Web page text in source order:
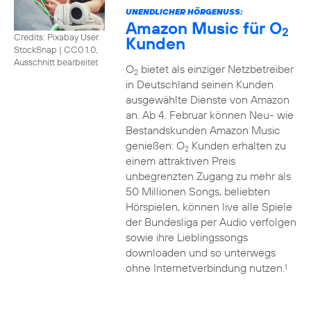
Credits: Pixabay User
StockSnap | CC0 1.0,
Ausschnitt bearbeitet
UNENDLICHER HÖRGENUSS:
Amazon Music für O2
Kunden
O2bietet als einziger Netzbetreiber
in Deutschland seinen Kunden
ausgewählte Dienste von Amazon
an. Ab 4. Februar können Neu- wie
Bestandskunden Amazon Music
genießen: O2Kunden erhalten zu
einem attraktiven Preis
unbegrenzten Zugang zu mehr als
50 Millionen Songs, beliebten
Hörspielen, können live alle Spiele
der Bundesliga per Audio verfolgen
sowie ihre Lieblingssongs
downloaden und so unterwegs
ohne Internetverbindung nutzen.1